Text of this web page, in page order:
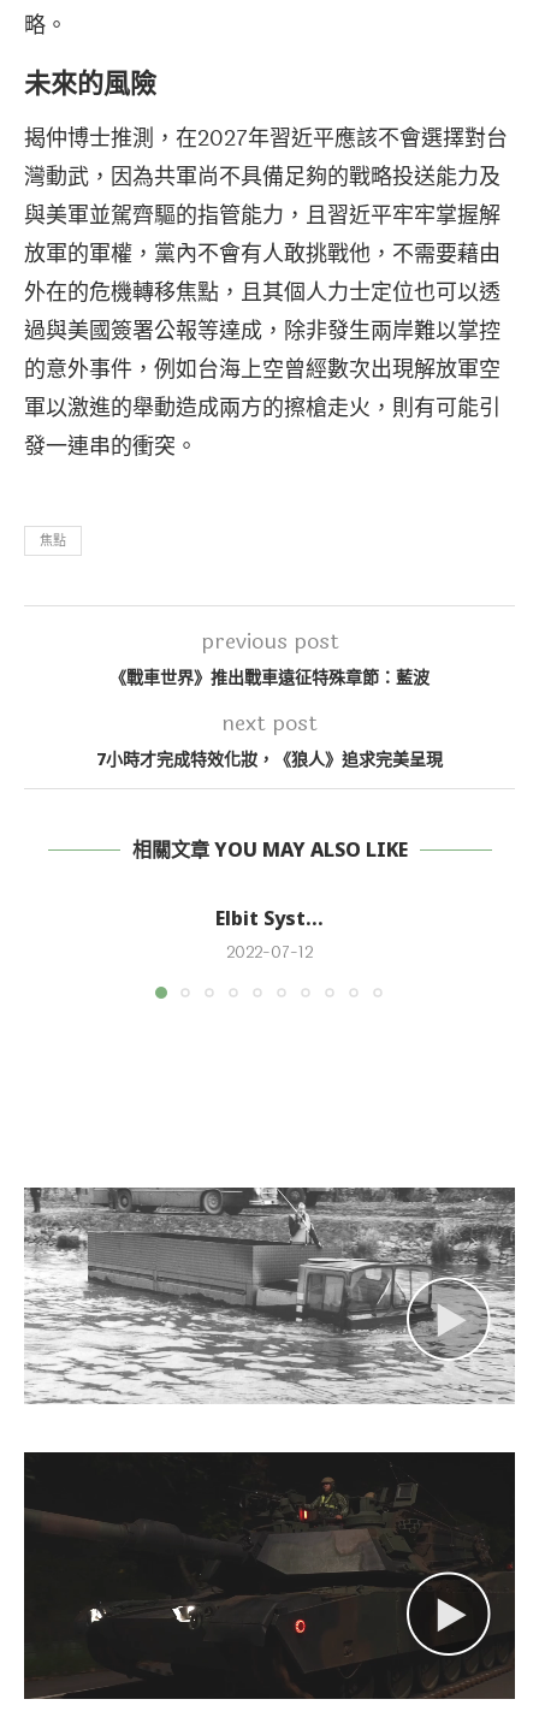
略。
未來的風險
揭仲博士推測，在2027年習近平應該不會選擇對台
灣動武，因為共軍尚不具備足夠的戰略投送能力及
與美軍並駕齊驅的指管能力，且習近平牢牢掌握解
放軍的軍權，黨內不會有人敢挑戰他，不需要藉由
外在的危機轉移焦點，且其個人力士定位也可以透
過與美國簽署公報等達成，除非發生兩岸難以掌控
的意外事件，例如台海上空曾經數次出現解放軍空
軍以激進的舉動造成兩方的擦槍走火，則有可能引
發一連串的衝突。
焦點
previous post
《戰車世界》推出戰車遠征特殊章節：藍波
next post
7小時才完成特效化妝，《狼人》追求完美呈現
相關文章 YOU MAY ALSO LIKE
Elbit Syst...
2022-07-12